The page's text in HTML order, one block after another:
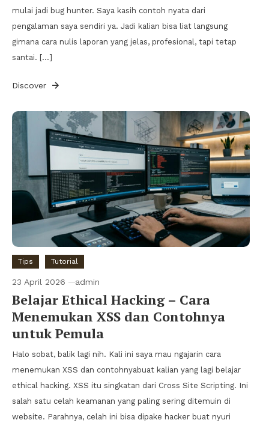
mulai jadi bug hunter. Saya kasih contoh nyata dari
pengalaman saya sendiri ya. Jadi kalian bisa liat langsung
gimana cara nulis laporan yang jelas, profesional, tapi tetap
santai. […]
Discover
Tips Tutorial
23 April 2026 admin
Belajar Ethical Hacking – Cara
Menemukan XSS dan Contohnya
untuk Pemula
Halo sobat, balik lagi nih. Kali ini saya mau ngajarin cara
menemukan XSS dan contohnyabuat kalian yang lagi belajar
ethical hacking. XSS itu singkatan dari Cross Site Scripting. Ini
salah satu celah keamanan yang paling sering ditemuin di
website. Parahnya, celah ini bisa dipake hacker buat nyuri